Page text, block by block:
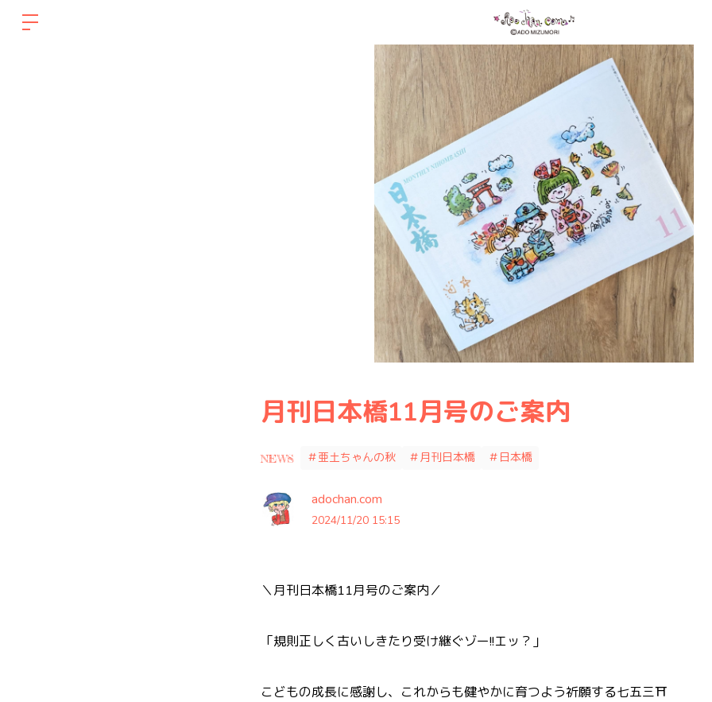
月刊日本橋11月号のご案内
NEWS ＃亜土ちゃんの秋 ＃月刊日本橋 ＃日本橋
adochan.com
2024/11/20 15:15
＼月刊日本橋11月号のご案内／
「規則正しく古いしきたり受け継ぐゾー!!エッ？」
こどもの成長に感謝し、これからも健やかに育つよう祈願する七五三⛩️